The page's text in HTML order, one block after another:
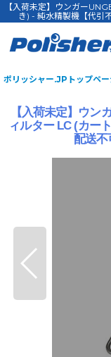
【入荷未定】ウンガー
き) - 純水精製機【代引
ポリッシャー.JPトップペ
【入荷未定】ウン
ィルター LC (カー
配送不